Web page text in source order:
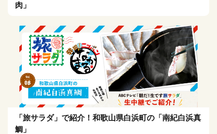
肉」
「旅サラダ」で紹介！和歌山県白浜町の「南紀白浜真
鯛」